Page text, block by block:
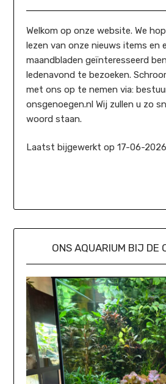
Welkom op onze website. We
lezen van onze nieuws items en
maandbladen geïnteresseerd
ledenavond te bezoeken.
met ons op te nemen via:
onsgenoegen.nl Wij zullen u zo
woord staan.
Laatst bijgewerkt op 17-06-
ONS AQUARIUM BIJ DE